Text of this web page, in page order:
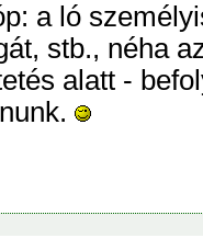
a ló
stb., néha
alatt -